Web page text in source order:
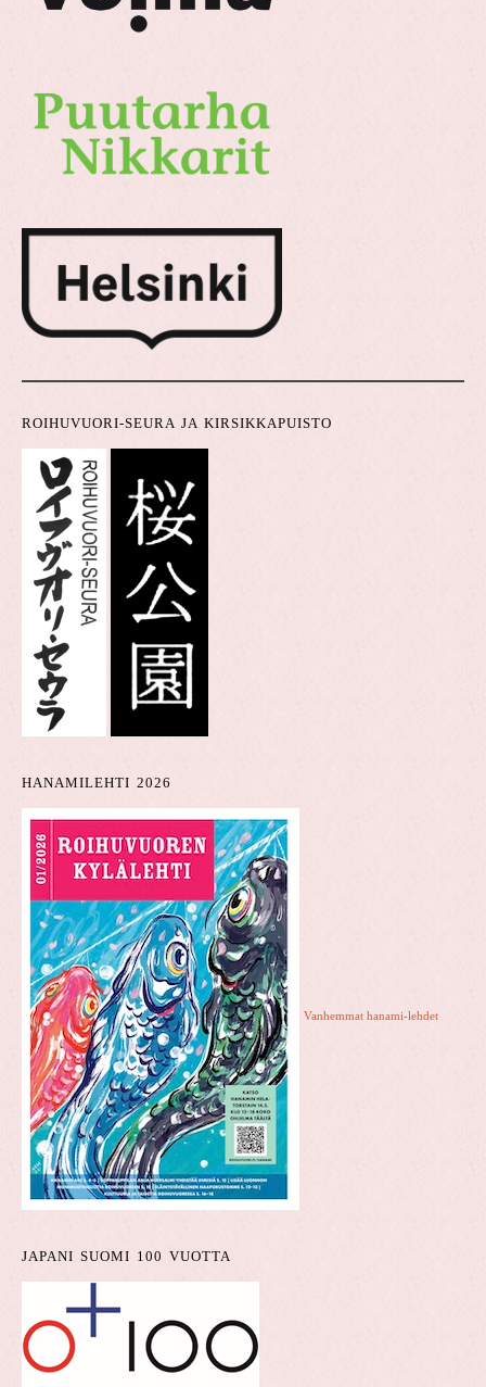
ROIHUVUORI-SEURA JA KIRSIKKAPUISTO
HANAMILEHTI 2026
Vanhemmat hanami-lehdet
JAPANI SUOMI 100 VUOTTA